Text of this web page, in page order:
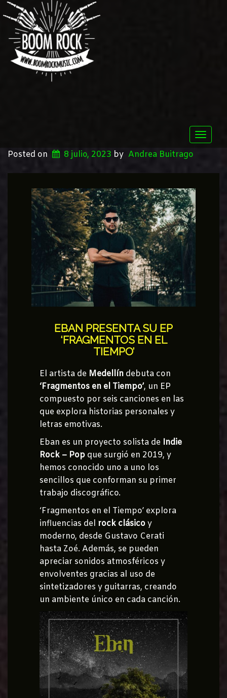
Toggle
Posted on 8 julio, 2023 by Andrea Buitrago
EBAN PRESENTA SU EP
‘FRAGMENTOS EN EL
TIEMPO’
El artista de Medellín debuta con
‘Fragmentos en el Tiempo’, un EP
compuesto por seis canciones en las
que explora historias personales y
letras emotivas.
Eban es un proyecto solista de Indie
Rock – Pop que surgió en 2019, y
hemos conocido uno a uno los
sencillos que conforman su primer
trabajo discográfico.
‘Fragmentos en el Tiempo’ explora
influencias del rock clásicoy
moderno, desde Gustavo Cerati
hasta Zoé. Además, se pueden
apreciar sonidos atmosféricos y
envolventes gracias al uso de
sintetizadores y guitarras, creando
un ambiente único en cada canción.